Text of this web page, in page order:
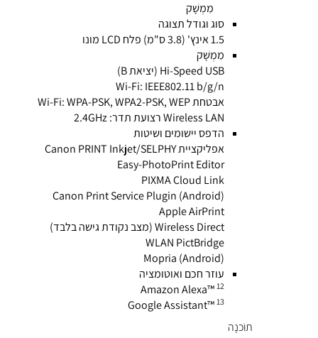
מִמְשָׁק
סוג וגודל תצוגה
1.5 אינץ' (3.8 ס"מ) פלח LCD מונו
מִמְשָׁק
Hi-Speed ​​USB (יציאת B)
Wi-Fi: IEEE802.11 b/g/n
אבטחת Wi-Fi: WPA-PSK, WPA2-PSK, WEP
Wireless LAN רצועת תדר: 2.4GHz
הדפס יישומים ושיטות
אפליקציית Canon PRINT Inkjet/SELPHY
Easy-PhotoPrint Editor
PIXMA Cloud Link
Canon Print Service Plugin (Android)
Apple AirPrint
Wireless Direct (מצב נקודת גישה בלבד)
WLAN PictBridge
Mopria (Android)
עוזר חכם ואוטומציה
Amazon Alexa™ 12
Google Assistant™ 13
תוֹכנָה